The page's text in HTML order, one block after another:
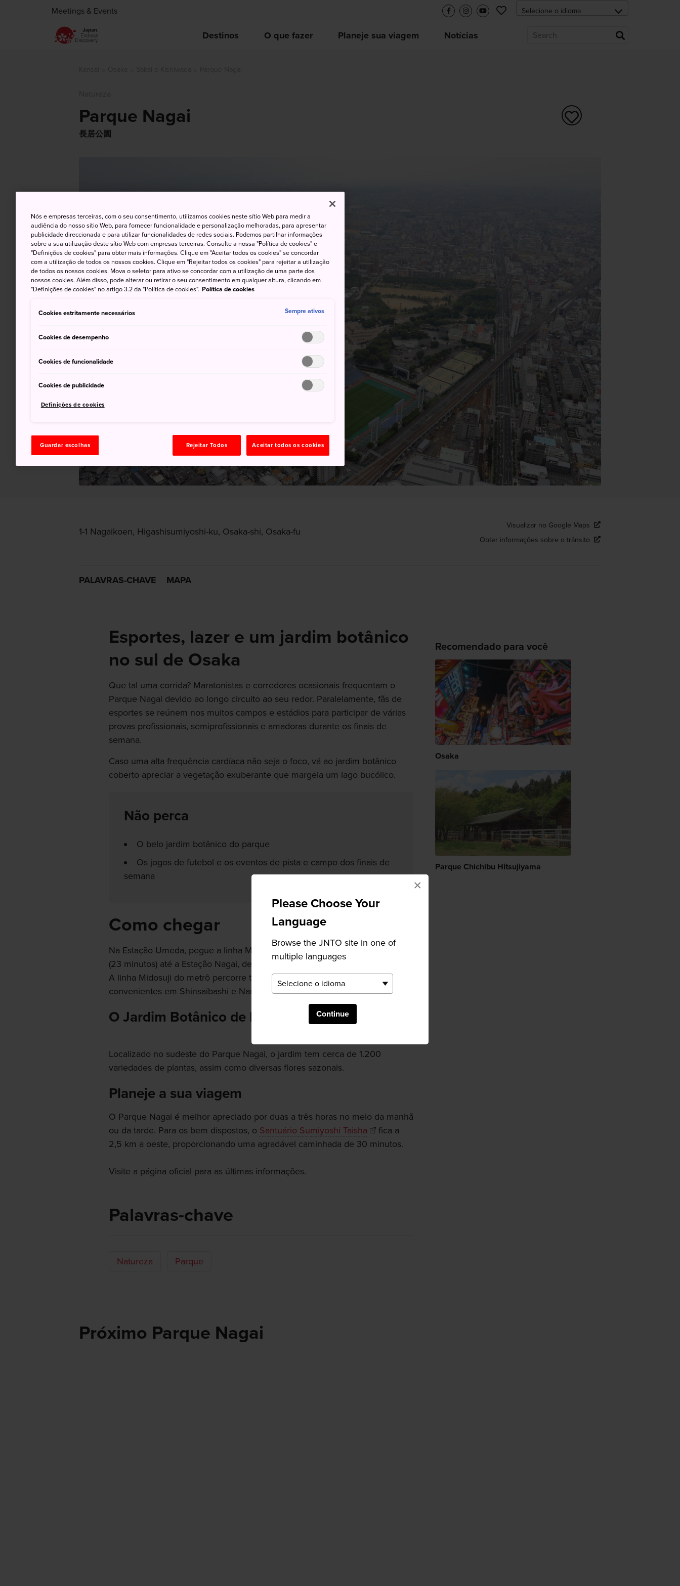
Please Choose Your
Language
Browse the JNTO site in one of
multiple languages
Continue
×
Meetings & Events
Destinos O que fazer Planeje sua viagem Notícias
Parque Nagai
長居公園
1-1 Nagaikoen, Higashisumiyoshi-ku, Osaka-shi, Osaka-fu
Visualizar no Google Maps
Obter informações sobre o trânsito
PALAVRAS-CHAVE MAPA
Esportes, lazer e um jardim botânico
no sul de Osaka
Que tal uma corrida? Maratonistas e corredores ocasionais frequentam o
Parque Nagai devido ao longo circuito ao seu redor. Paralelamente, fãs de
esportes se reúnem nos muitos campos e estádios para participar de várias
provas profissionais, semiprofissionais e amadoras durante os finais de
semana.
Caso uma alta frequência cardíaca não seja o foco, vá ao jardim botânico
coberto apreciar a vegetação exuberante que margeia um lago bucólico.
Não perca
O belo jardim botânico do parque
Os jogos de futebol e os eventos de pista e campo dos finais de
semana
Como chegar
Na Estação Umeda, pegue a linha Midosuji do metrô e siga por 10 paradas
(23 minutos) até a Estação Nagai, depois caminhe para o leste até o parque.
A linha Midosuji do metrô percorre todo o centro de Osaka, com paradas
convenientes em Shinsaibashi e Namba.
O Jardim Botânico de Nagai
Localizado no sudeste do Parque Nagai, o jardim tem cerca de 1.200
variedades de plantas, assim como diversas flores sazonais.
Planeje a sua viagem
O Parque Nagai é melhor apreciado por duas a três horas no meio da manhã
ou da tarde. Para os bem dispostos, o Santuário Sumiyoshi Taisha
fica a
2,5 km a oeste, proporcionando uma agradável caminhada de 30 minutos.
Visite a página oficial para as últimas informações.
Palavras-chave
Natureza Parque
Recomendado para você
Osaka
Parque Chichibu Hitsujiyama
Próximo Parque Nagai
Nós e empresas terceiras, com o seu consentimento, utilizamos cookies neste sítio Web para medir a
audiência do nosso sítio Web, para fornecer funcionalidade e personalização melhoradas, para apresentar
publicidade direccionada e para utilizar funcionalidades de redes sociais. Podemos partilhar informações
sobre a sua utilização deste sítio Web com empresas terceiras. Consulte a nossa "Política de cookies" e
"Definições de cookies" para obter mais informações. Clique em "Aceitar todos os cookies" se concordar
com a utilização de todos os nossos cookies. Clique em "Rejeitar todos os cookies" para rejeitar a utilização
de todos os nossos cookies. Mova o seletor para ativo se concordar com a utilização de uma parte dos
nossos cookies. Além disso, pode alterar ou retirar o seu consentimento em qualquer altura, clicando em
"Definições de cookies" no artigo 3.2 da "Política de cookies". Política de cookies
Cookies estritamente necessários Sempre ativos
Cookies de desempenho
Cookies de funcionalidade
Cookies de publicidade
Definições de cookies
Guardar escolhas Rejeitar Todos Aceitar todos os cookies